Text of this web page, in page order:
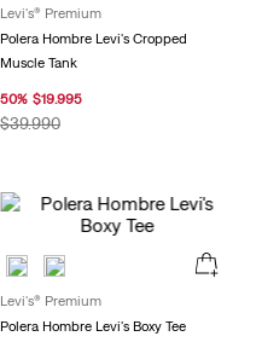
Levi's® Premium
Polera Hombre Levi's Cropped
Muscle Tank
50% $19.995
$39.990
Levi's® Premium
Polera Hombre Levi's Boxy Tee